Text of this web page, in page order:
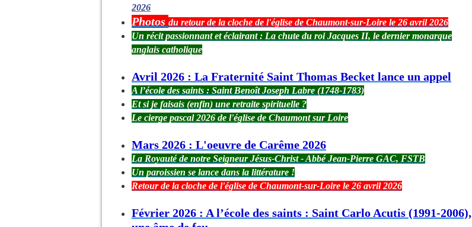
2026
Photos du retour de la cloche de l'église de Chaumont-sur-Loire le 26 avril 2026
Un récit passionnant et éclairant : La chute du roi Jacques II, le dernier monarque
anglais catholique
Avril 2026 : La Fraternité Saint Thomas Becket lance un appel
A l’école des saints : Saint Benoît Joseph Labre (1748-1783)
Et si je faisais (enfin) une retraite spirituelle ?
Le cierge pascal 2026 de l'église de Chaumont sur Loire
Mars 2026 : L'oeuvre de Carême 2026
La Royauté de notre Seigneur Jésus-Christ - Abbé Jean-Pierre GAC, FSTB
Un paroissien se lance dans la littérature !
Retour de la cloche de l'église de Chaumont-sur-Loire le 26 avril 2026
Février 2026 : A l’école des saints : Saint Carlo Acutis (1991-2006),